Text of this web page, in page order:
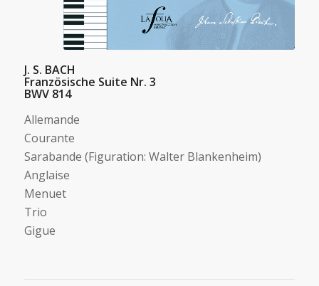
J. S. BACH
Französische Suite Nr. 3
BWV 814
Allemande
Courante
Sarabande (Figuration: Walter Blankenheim)
Anglaise
Menuet
Trio
Gigue